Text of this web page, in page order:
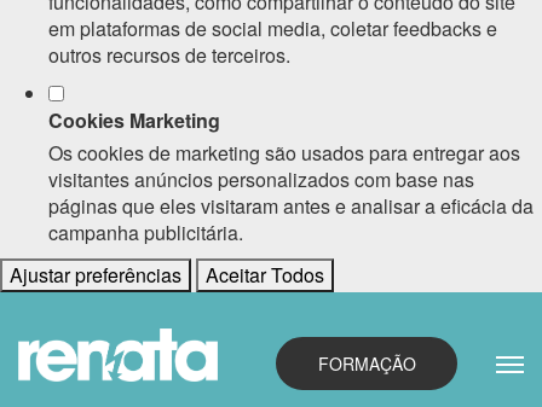
em plataformas de social media, coletar feedbacks e
outros recursos de terceiros.
Cookies Marketing
Os cookies de marketing são usados para entregar aos
visitantes anúncios personalizados com base nas
páginas que eles visitaram antes e analisar a eficácia da
campanha publicitária.
Ajustar preferências
Aceitar Todos
FORMAÇÃO